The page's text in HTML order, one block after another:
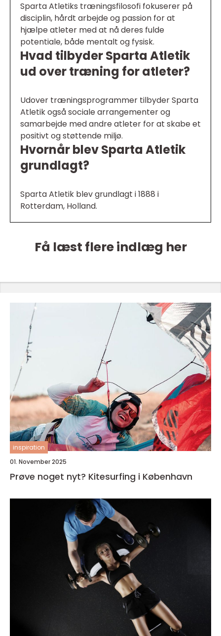
Sparta Atletiks træningsfilosofi fokuserer på
disciplin, hårdt arbejde og passion for at
hjælpe atleter med at nå deres fulde
potentiale, både mentalt og fysisk.
Hvad tilbyder Sparta Atletik
ud over træning for atleter?
Udover træningsprogrammer tilbyder Sparta
Atletik også sociale arrangementer og
samarbejde med andre atleter for at skabe et
positivt og støttende miljø.
Hvornår blev Sparta Atletik
grundlagt?
Sparta Atletik blev grundlagt i 1888 i
Rotterdam, Holland.
Få læst flere indlæg her
inspiration
01. November 2025
Prøve noget nyt? Kitesurfing i København